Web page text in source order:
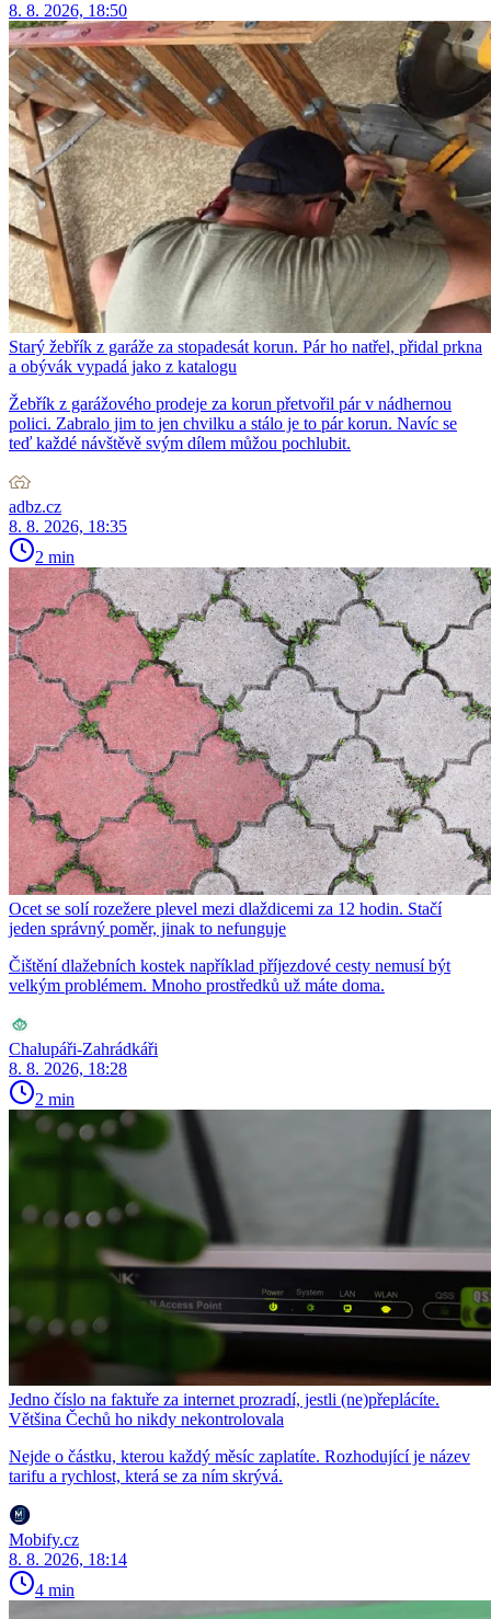
8. 8. 2026, 18:50
Starý žebřík z garáže za stopadesát korun. Pár ho natřel, přidal prkna
a obývák vypadá jako z katalogu
Žebřík z garážového prodeje za korun přetvořil pár v nádhernou
polici. Zabralo jim to jen chvilku a stálo je to pár korun. Navíc se
teď každé návštěvě svým dílem můžou pochlubit.
adbz.cz
8. 8. 2026, 18:35
2 min
Ocet se solí rozežere plevel mezi dlaždicemi za 12 hodin. Stačí
jeden správný poměr, jinak to nefunguje
Čištění dlažebních kostek například příjezdové cesty nemusí být
velkým problémem. Mnoho prostředků už máte doma.
Chalupáři-Zahrádkáři
8. 8. 2026, 18:28
2 min
Jedno číslo na faktuře za internet prozradí, jestli (ne)přeplácíte.
Většina Čechů ho nikdy nekontrolovala
Nejde o částku, kterou každý měsíc zaplatíte. Rozhodující je název
tarifu a rychlost, která se za ním skrývá.
Mobify.cz
8. 8. 2026, 18:14
4 min